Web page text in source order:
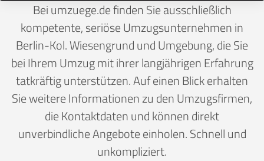
Bei umzuege.de finden Sie ausschließlich
kompetente, seriöse Umzugsunternehmen in
Berlin-Kol. Wiesengrund und Umgebung, die Sie
bei Ihrem Umzug mit ihrer langjährigen Erfahrung
tatkräftig unterstützen. Auf einen Blick erhalten
Sie weitere Informationen zu den Umzugsfirmen,
die Kontaktdaten und können direkt
unverbindliche Angebote einholen. Schnell und
unkompliziert.